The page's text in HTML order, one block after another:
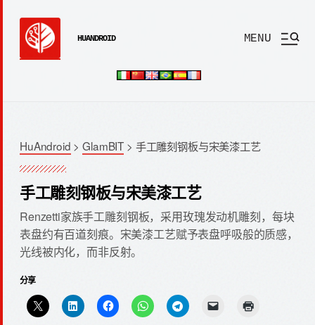
HUANDROID MENU
HuAndroid >GlamBIT > 手工雕刻钢板与宋美漆工艺
手工雕刻钢板与宋美漆工艺
Renzetti家族手工雕刻钢板，采用玫瑰发动机雕刻，每块
表盘约有百道刻痕。宋美漆工艺赋予表盘呼吸般的质感，
光线被内化，而非反射。
分享